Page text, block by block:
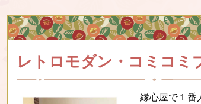
レトロモダン・コミコミ
縁心屋で１番